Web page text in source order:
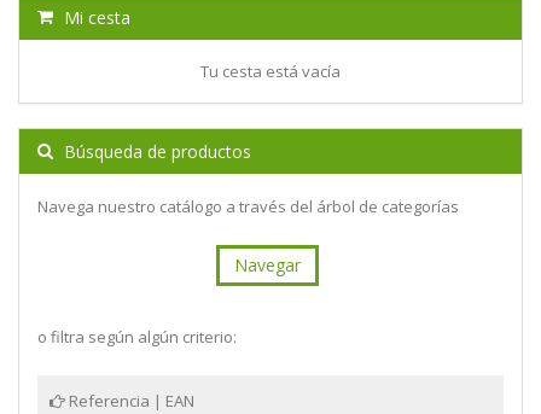
Mi cesta
Tu cesta está vacía
Búsqueda de productos
Navega nuestro catálogo a través del árbol de categorías
Navegar
o filtra según algún criterio:
Referencia | EAN